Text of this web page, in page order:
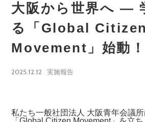
大阪から世界へ ―
る「Global Citizen
Movement」始動！
2025.12.12 実施報告
私たち一般社団法人 大阪青年会議